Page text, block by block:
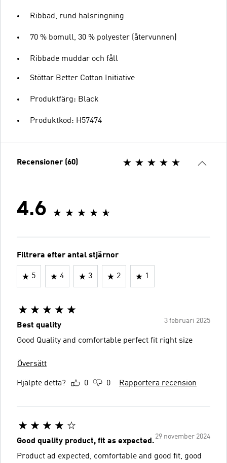
Ribbad, rund halsringning
70 % bomull, 30 % polyester (återvunnen)
Ribbade muddar och fåll
Stöttar Better Cotton Initiative
Produktfärg: Black
Produktkod: H57474
Recensioner (60)
4.6
Filtrera efter antal stjärnor
5 4 3 2 1
3 februari 2025
Best quality
Good Quality and comfortable perfect fit right size
Översätt
Hjälpte detta? 0 0 Rapportera recension
29 november 2024
Good quality product, fit as expected.
Product ad expected, comfortable and good fit, good